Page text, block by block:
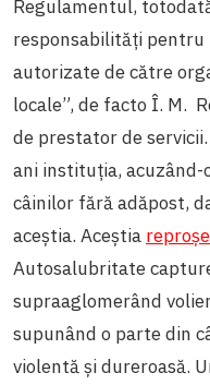
Regulamentul,
responsabilități
autorizate de către
locale”, de facto Î. M.
de prestator de
ani instituția, acuzând-
câinilor fără adăpost,
aceștia. Aceștia
Autosalubritate
supraaglomerând
supunând o parte din
violentă și dureroasă.